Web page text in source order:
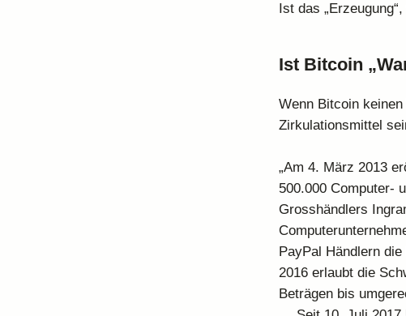
Ist das
Ist Bitcoin
Wenn Bitcoin
Zirkulationsmittel
„Am 4. März 2013
500.000 Computer-
Grosshändlers
PayPal Händlern
2016 erlaubt die
Beträgen bis